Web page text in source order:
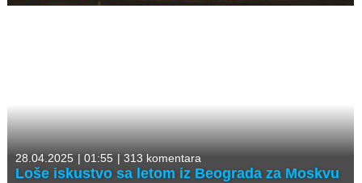
28.04.2025 | 01:55 | 313 komentara
Loše iskustvo sa letom iz Beograda za Moskvu